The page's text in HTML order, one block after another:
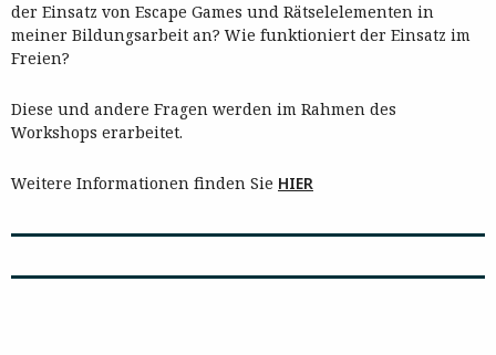
der Einsatz von Escape Games und Rätselelementen in
meiner Bildungsarbeit an? Wie funktioniert der Einsatz im
Freien?
Diese und andere Fragen werden im Rahmen des
Workshops erarbeitet.
Weitere Informationen finden Sie HIER